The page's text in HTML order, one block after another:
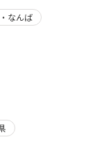
なんば